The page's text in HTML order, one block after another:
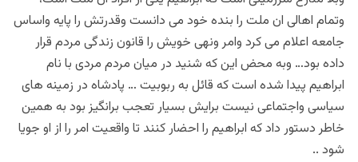
وتمام اهالی ان ملت را بنده خود می دانست وقدرتش را پایه واساس
جامعه اعلام می کرد وامر ونهی خویش را قانون زندگی مردم قرار
داده بود… وبه محض این که شنید در میان مردم مردی با نام
ابراهیم پیدا شده است که قائل به ربوبیت … پادشاه در زمینه های
سیاسی واجتماعی نیست برایش بسیار تعجب برانگیز بود به همین
خاطر دستور داد که ابراهیم را احضار کنند تا واقعیت امر را از او جویا
شود ..